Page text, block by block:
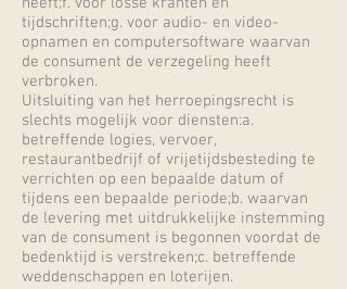
tijdschriften;g. voor audio- en video-
opnamen en computersoftware waarvan
de consument de verzegeling heeft
verbroken.
Uitsluiting van het herroepingsrecht is
slechts mogelijk voor diensten:a.
betreffende logies, vervoer,
restaurantbedrijf of vrijetijdsbesteding te
verrichten op een bepaalde datum of
tijdens een bepaalde periode;b. waarvan
de levering met uitdrukkelijke instemming
van de consument is begonnen voordat de
bedenktijd is verstreken;c. betreffende
weddenschappen en loterijen.